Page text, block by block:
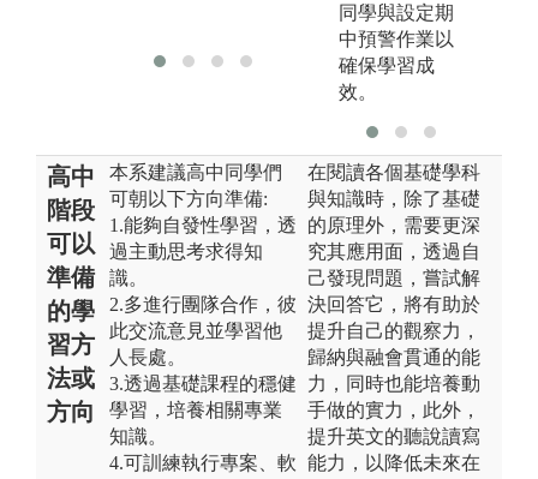
同學與設定期
中預警作業以
確保學習成
效。
高中
階段
可以
準備
的學
習方
法或
方向
本系建議高中同學們
可朝以下方向準備:
1.能夠自發性學習，透
過主動思考求得知
識。
2.多進行團隊合作，彼
此交流意見並學習他
人長處。
3.透過基礎課程的穩健
學習，培養相關專業
知識。
4.可訓練執行專案、軟
在閱讀各個基礎學科
與知識時，除了基礎
的原理外，需要更深
究其應用面，透過自
己發現問題，嘗試解
決回答它，將有助於
提升自己的觀察力，
歸納與融會貫通的能
力，同時也能培養動
手做的實力，此外，
提升英文的聽說讀寫
能力，以降低未來在